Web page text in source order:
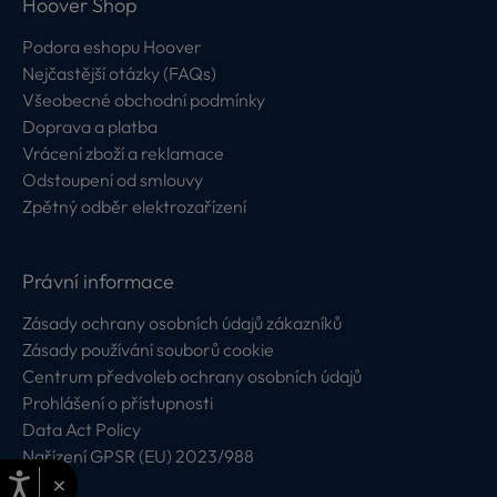
Podora eshopu Hoover
Nejčastější otázky (FAQs)
Všeobecné obchodní podmínky
Doprava a platba
Vrácení zboží a reklamace
Odstoupení od smlouvy
Zpětný odběr elektrozařízení
Právní informace
Zásady ochrany osobních údajů zákazníků
Zásady používání souborů cookie
Centrum předvoleb ochrany osobních údajů
Prohlášení o přístupnosti
Data Act Policy
Nařízení GPSR (EU) 2023/988
×